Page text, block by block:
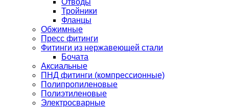
Отводы
Тройники
Фланцы
Обжимные
Пресс фитинги
Фитинги из нержавеющей стали
Бочата
Аксиальные
ПНД фитинги (компрессионные)
Полипропиленовые
Полиэтиленовые
Электросварные